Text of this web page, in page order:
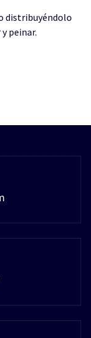
distribuyéndolo
peinar.